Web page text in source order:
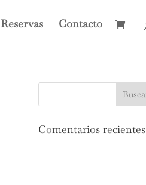
Reservas Contacto
Comentarios recientes